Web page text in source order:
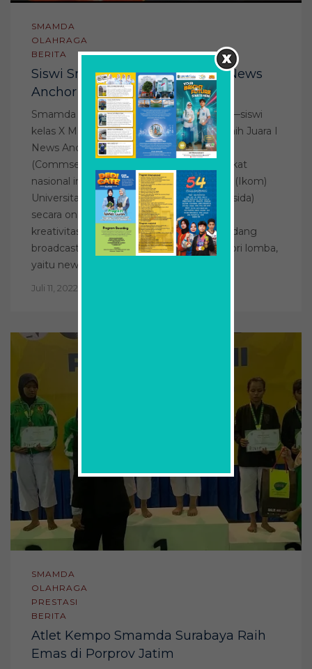
SMAMDA
OLAHRAGA
BERITA
Siswi Smamda Surabaya Juara News
Anchor Commsession 2022
Smamda – Rachmi Raina Rahadatul Aisyi—siswi
kelas X MIPA 3 Smamda Surabaya—-meraih Juara I
News Anchor Communication Session
(Commsession) 2022. Ajang tahunan tingkat
nasional ini digelar Prodi Ilmu Komunikasi (Ikom)
Universitas Muhammadiyah Sidoarjo (Umsida)
secara online (28-30/6/22). Di ajang itulah
kreativitas siswa maupun mahasiswa di bidang
broadcasting dilombakan. Ada tiga kategori lomba,
yaitu news anchor siswa, news […]
Juli 11, 2022
SMAMDA
OLAHRAGA
PRESTASI
BERITA
Atlet Kempo Smamda Surabaya Raih
Emas di Porprov Jatim